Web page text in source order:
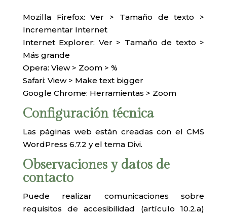
Mozilla Firefox: Ver > Tamaño de texto >
Incrementar Internet
Internet Explorer: Ver > Tamaño de texto >
Más grande
Opera: View > Zoom > %
Safari: View > Make text bigger
Google Chrome: Herramientas > Zoom
Configuración técnica
Las páginas web están creadas con el CMS
WordPress 6.7.2 y el tema Divi.
Observaciones y datos de
contacto
Puede realizar comunicaciones sobre
requisitos de accesibilidad (artículo 10.2.a)